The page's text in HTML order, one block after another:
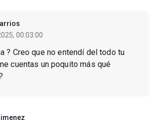
00:03:00
? Creo que no entendí del todo tu
cuentas un poquito más qué